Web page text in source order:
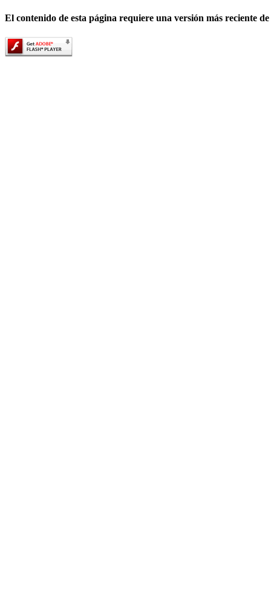
El contenido de esta página requiere una versión más reciente